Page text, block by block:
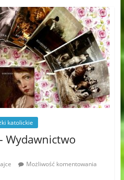
katolickie
Wydawnictwo
Możliwość komentowania